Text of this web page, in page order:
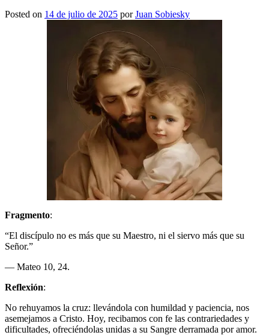
Posted on 14 de julio de 2025 porJuan Sobiesky
Fragmento:
“El discípulo no es más que su Maestro, ni el siervo más que su
Señor.”
— Mateo 10, 24.
Reflexión:
No rehuyamos la cruz: llevándola con humildad y paciencia, nos
asemejamos a Cristo. Hoy, recibamos con fe las contrariedades y
dificultades, ofreciéndolas unidas a su Sangre derramada por amor.